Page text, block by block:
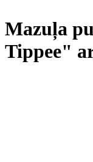
Mazuļa
Tippee"